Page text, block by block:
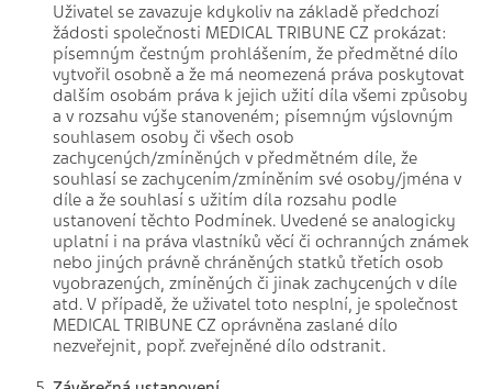
Uživatel se zavazuje kdykoliv na základě předchozí
žádosti společnosti MEDICAL TRIBUNE CZ prokázat:
písemným čestným prohlášením, že předmětné dílo
vytvořil osobně a že má neomezená práva poskytovat
dalším osobám práva k jejich užití díla všemi způsoby
a v rozsahu výše stanoveném; písemným výslovným
souhlasem osoby či všech osob
zachycených/zmíněných v předmětném díle, že
souhlasí se zachycením/zmíněním své osoby/jména v
díle a že souhlasí s užitím díla rozsahu podle
ustanovení těchto Podmínek. Uvedené se analogicky
uplatní i na práva vlastníků věcí či ochranných známek
nebo jiných právně chráněných statků třetích osob
vyobrazených, zmíněných či jinak zachycených v díle
atd. V případě, že uživatel toto nesplní, je společnost
MEDICAL TRIBUNE CZ oprávněna zaslané dílo
nezveřejnit, popř. zveřejněné dílo odstranit.